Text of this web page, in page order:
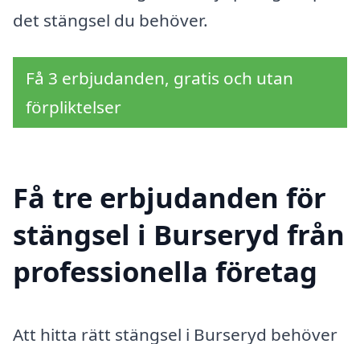
det stängsel du behöver.
Få 3 erbjudanden, gratis och utan
förpliktelser
Få tre erbjudanden för
stängsel i Burseryd från
professionella företag
Att hitta rätt stängsel i Burseryd behöver